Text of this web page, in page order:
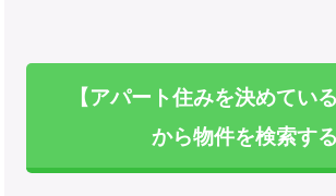
【アパート住みを決めてい
から物件を検索する